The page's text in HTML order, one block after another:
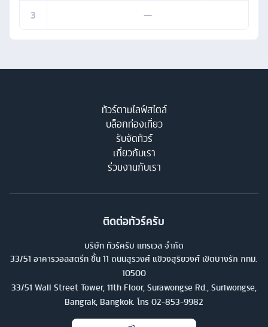
3
—
ทัวร์ตามไลฟ์สไตล์
บล็อกท่องเที่ยว
รับจัดทัวร์
เกี่ยวกับเรา
ร่วมงานกับเรา
ติดต่อทัวร์ครับ
บริษัท ทัวร์ครับ แทรเวล จำกัด
33/51 อาคารวอลสตรีท ชั้น 11 ถนนสุรวงศ์ แขวงสุริยวงศ์ เขตบางรัก กทม.
10500
33/51 Wall Street Tower, 11th Floor, Surawongse Rd., Suriwongse,
Bangrak, Bangkok. โทร 02-853-9982